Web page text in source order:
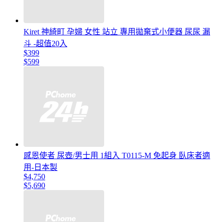
Kiret 神綺町 孕婦 女性 站立 專用拋棄式小便器 尿尿 漏
斗 -超值20入
$399
$599
感恩使者 尿壺/男士用 1組入 T0115-M 免起身 臥床者適
用-日本製
$4,750
$5,690